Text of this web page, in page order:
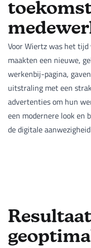
Voor Wiertz was het
maakten een nieuwe,
werkenbij-pagina,
uitstraling met een
advertenties om hun
een modernere look en
de digitale